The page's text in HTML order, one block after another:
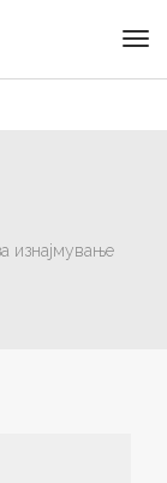
-
изнајмување